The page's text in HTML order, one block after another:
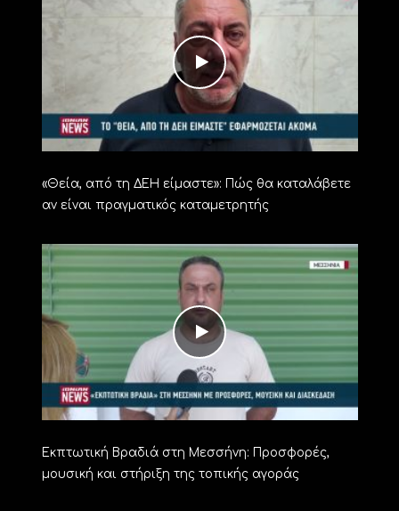
«Θεία, από τη ΔΕΗ είμαστε»: Πώς θα καταλάβετε
αν είναι πραγματικός καταμετρητής
Εκπτωτική Βραδιά στη Μεσσήνη: Προσφορές,
μουσική και στήριξη της τοπικής αγοράς